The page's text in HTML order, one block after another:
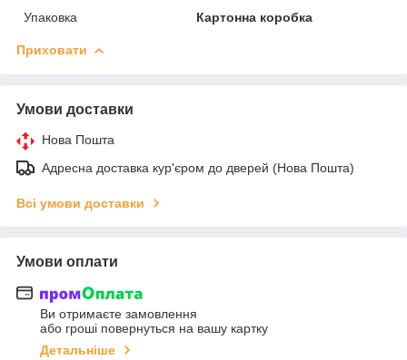
Упаковка
Картонна коробка
Приховати
Умови доставки
Нова Пошта
Адресна доставка кур'єром до дверей (Нова Пошта)
Всі умови доставки
Умови оплати
Ви отримаєте замовлення
або гроші повернуться на вашу картку
Детальніше